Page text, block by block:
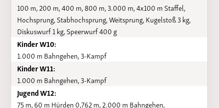
100 m, 200 m, 400 m, 800 m, 3.000 m, 4x100 m Staffel,
Hochsprung, Stabhochsprung, Weitsprung, Kugelstoß 3 kg,
Diskuswurf 1 kg, Speerwurf 400 g
Kinder W10:
1.000 m Bahngehen, 3-Kampf
Kinder W11:
1.000 m Bahngehen, 3-Kampf
Jugend W12:
75 m, 60 m Hürden 0,762 m, 2.000 m Bahngehen,